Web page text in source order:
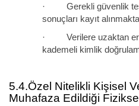
· Gerekli güvenlik
sonuçları kayıt
· Verilere uzaktan
kademeli kimlik
5.4.Özel Nitelikli Kişisel
Muhafaza Edildiği